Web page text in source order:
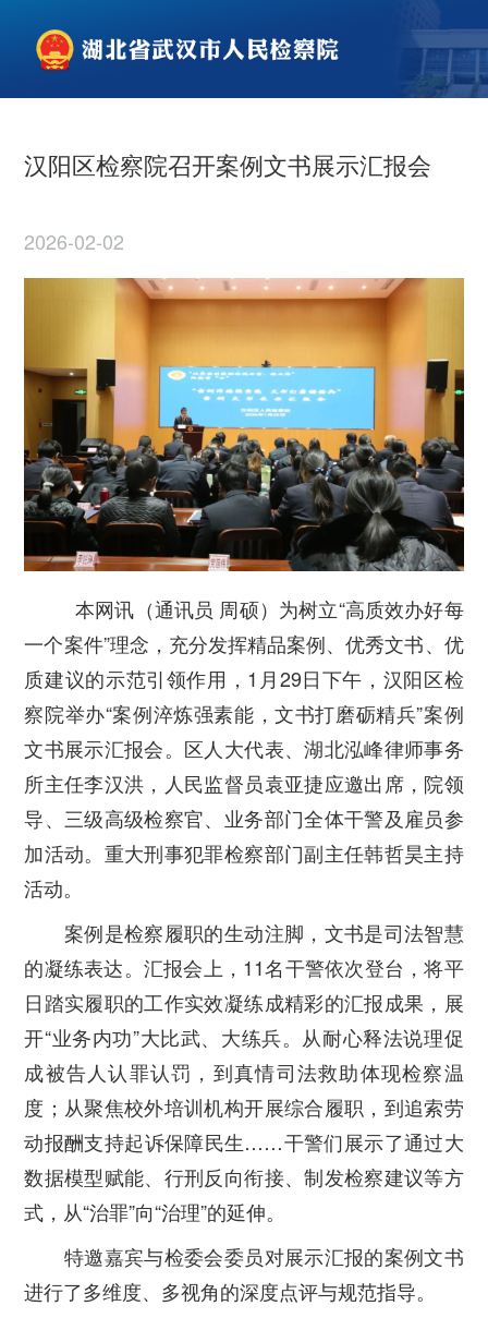
汉阳区检察院召开案例文书展示汇报会
2026-02-02
本网讯（通讯员 周硕）为树立“高质效办好每
一个案件”理念，充分发挥精品案例、优秀文书、优
质建议的示范引领作用，1月29日下午，汉阳区检
察院举办“案例淬炼强素能，文书打磨砺精兵”案例
文书展示汇报会。区人大代表、湖北泓峰律师事务
所主任李汉洪，人民监督员袁亚捷应邀出席，院领
导、三级高级检察官、业务部门全体干警及雇员参
加活动。重大刑事犯罪检察部门副主任韩哲昊主持
活动。
案例是检察履职的生动注脚，文书是司法智慧
的凝练表达。汇报会上，11名干警依次登台，将平
日踏实履职的工作实效凝练成精彩的汇报成果，展
开“业务内功”大比武、大练兵。从耐心释法说理促
成被告人认罪认罚，到真情司法救助体现检察温
度；从聚焦校外培训机构开展综合履职，到追索劳
动报酬支持起诉保障民生……干警们展示了通过大
数据模型赋能、行刑反向衔接、制发检察建议等方
式，从“治罪”向“治理”的延伸。
特邀嘉宾与检委会委员对展示汇报的案例文书
进行了多维度、多视角的深度点评与规范指导。